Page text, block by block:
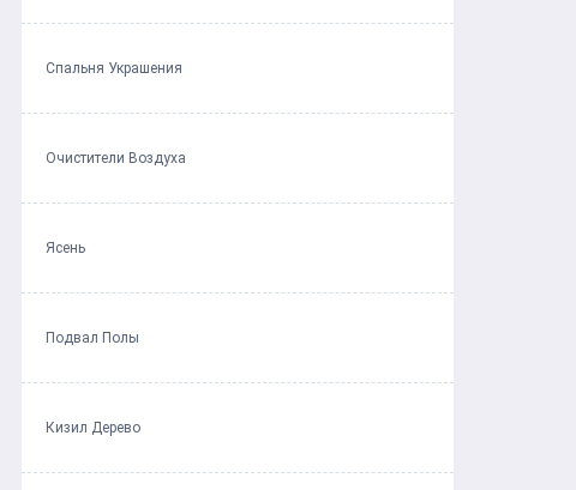
Спальня Украшения
Очистители Воздуха
Ясень
Подвал Полы
Кизил Дерево